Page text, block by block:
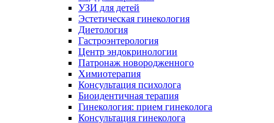
УЗИ для детей
Эстетическая гинекология
Диетология
Гастроэнтерология
Центр эндокринологии
Патронаж новородженного
Химиотерапия
Консультация психолога
Биоидентичная терапия
Гинекология: прием гинеколога
Консультация гинеколога